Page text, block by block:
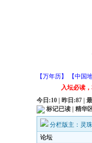
【万年历】 【中国
入坛必读，
今日:10 | 昨日:87 |
标记已读
精华
分栏版主： 灵
论坛